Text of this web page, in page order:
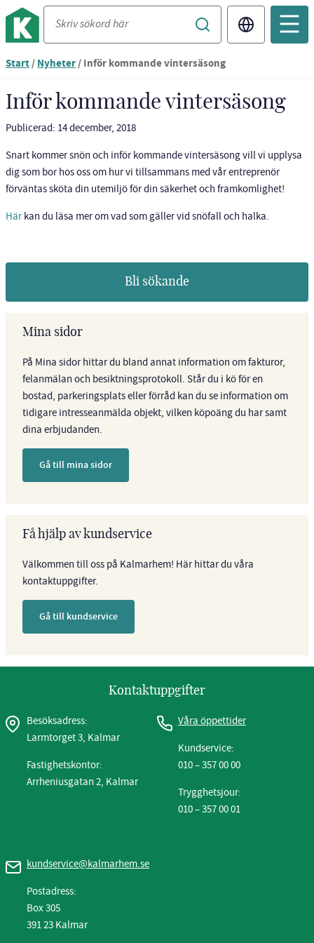
Translate
Du
nu
vid
innehållet
Start/Nyheter/Inför kommande vintersäsong
Inför kommande vintersäsong
Publicerad: 14 december, 2018
Snart kommer snön och inför kommande vintersäsong vill vi upplysa
dig som bor hos oss om hur vi tillsammans med vår entreprenör
förväntas sköta din utemiljö för din säkerhet och framkomlighet!
Härkan du läsa mer om vad som gäller vid snöfall och halka.
Bli sökande
Mina sidor
På Mina sidor hittar du bland annat information om fakturor,
felanmälan och besiktningsprotokoll. Står du i kö för en
bostad, parkeringsplats eller förråd kan du se information om
tidigare intresseanmälda objekt, vilken köpoäng du har samt
dina erbjudanden.
Gå till mina sidor
Få hjälp av kundservice
Välkommen till oss på Kalmarhem! Här hittar du våra
kontaktuppgifter.
Gå till kundservice
Kontaktuppgifter
Besöksadress:
Larmtorget 3, Kalmar
Fastighetskontor:
Arrheniusgatan 2, Kalmar
Våra öppettider
Kundservice:
010 – 357 00 00
Trygghetsjour:
010 – 357 00 01
kundservice@kalmarhem.se
Postadress:
Box 305
391 23 Kalmar